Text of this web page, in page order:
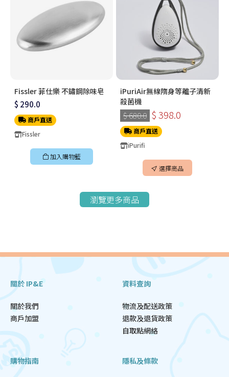
Fissler 菲仕樂 不鏽鋼除味皂
$ 290.0
商戶直送
Fissler
加入購物籃
iPuriAir無線隋身等離子清新
殺菌機
$ 680.0 $ 398.0
商戶直送
iPurifi
選擇商品
瀏覽更多商品
關於 IP&E
關於我們
商戶加盟
資料查詢
物流及配送政策
退款及退貨政策
自取點網絡
購物指南 隱私及條款